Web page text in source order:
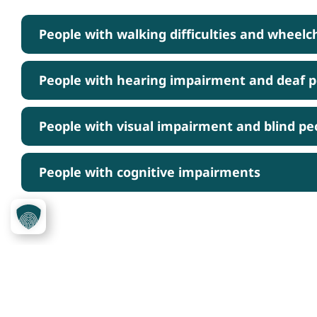
People with walking difficulties and
People with hearing impairment and deaf
People with visual impairment and blind
People with cognitive impairments